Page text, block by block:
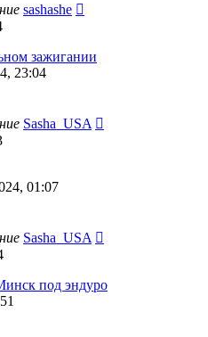
sashashe
зажигании
23:04
Sasha_USA
01:07
Sasha_USA
под эндуро